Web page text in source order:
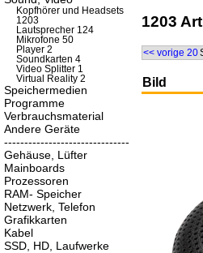
1203
<< vorige 20
Bild
Kopfhörer und Headsets
1203
Lautsprecher 124
Mikrofone 50
Player 2
Soundkarten 4
Video Splitter 1
Virtual Reality 2
Speichermedien
Programme
Verbrauchsmaterial
Andere Geräte
-------------------------------
Gehäuse, Lüfter
Mainboards
Prozessoren
RAM- Speicher
Netzwerk, Telefon
Grafikkarten
Kabel
SSD, HD, Laufwerke